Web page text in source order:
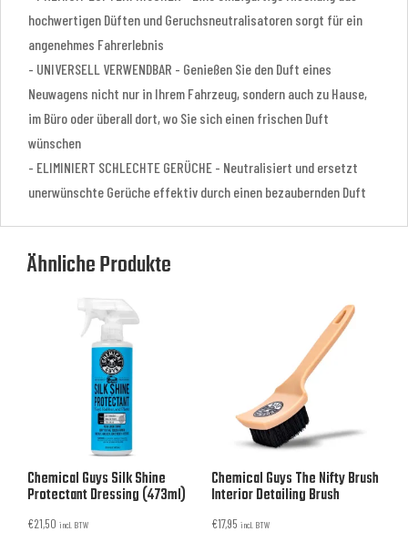
hochwertigen Düften und Geruchsneutralisatoren sorgt für ein
angenehmes Fahrerlebnis
- UNIVERSELL VERWENDBAR - Genießen Sie den Duft eines
Neuwagens nicht nur in Ihrem Fahrzeug, sondern auch zu Hause,
im Büro oder überall dort, wo Sie sich einen frischen Duft
wünschen
- ELIMINIERT SCHLECHTE GERÜCHE - Neutralisiert und ersetzt
unerwünschte Gerüche effektiv durch einen bezaubernden Duft
Ähnliche Produkte
Chemical Guys Silk Shine
Protectant Dressing (473ml)
€21,50 incl. BTW
Chemical Guys The Nifty Brush
Interior Detailing Brush
€17,95 incl. BTW